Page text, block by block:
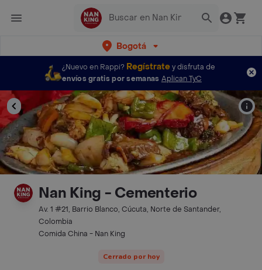
Bogotá
¿Nuevo en Rappi? Regístratey disfruta de
envíos gratis por semanas Aplican TyC
Nan King - Cementerio
Av. 1 #21, Barrio Blanco, Cúcuta, Norte de Santander,
Colombia
Comida China - Nan King
Cerrado por hoy